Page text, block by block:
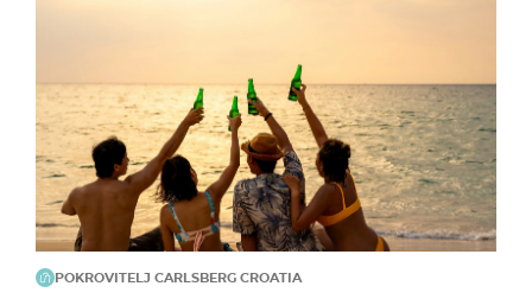
POKROVITELJ CARLSBERG CROATIA